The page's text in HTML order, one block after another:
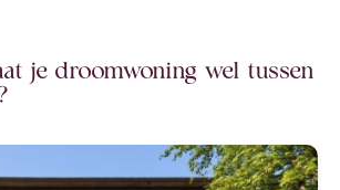
je droomwoning wel tussen